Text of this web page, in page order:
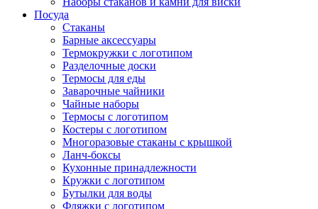
Посуда
Стаканы
Барные аксессуары
Термокружки с логотипом
Разделочные доски
Термосы для еды
Заварочные чайники
Чайные наборы
Термосы с логотипом
Костеры с логотипом
Многоразовые стаканы с крышкой
Ланч-боксы
Кухонные принадлежности
Кружки с логотипом
Бутылки для воды
Фляжки с логотипом